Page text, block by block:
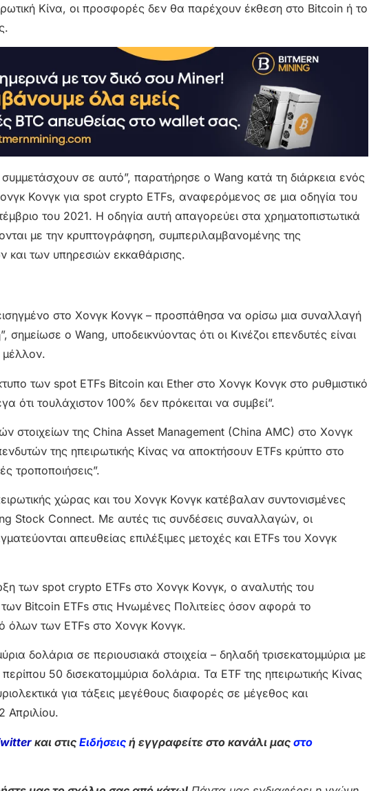
Κίνα, οι προσφορές δεν θα παρέχουν έκθεση στο Bitcoin ή το
σε αυτό”, παρατήρησε ο Wang κατά τη διάρκεια ενός
Κονγκ για spot crypto ETFs, αναφερόμενος σε μια οδηγία του
του 2021. Η οδηγία αυτή απαγορεύει στα χρηματοπιστωτικά
με την κρυπτογράφηση, συμπεριλαμβανομένης της
των υπηρεσιών εκκαθάρισης.
στο Χονγκ Κονγκ – προσπάθησα να ορίσω μια συναλλαγή
ο Wang, υποδεικνύοντας ότι οι Κινέζοι επενδυτές είναι
των spot ETFs Bitcoin και Ether στο Χονγκ Κονγκ στο ρυθμιστικό
ότι τουλάχιστον 100% δεν πρόκειται να συμβεί”.
στοιχείων της China Asset Management (China AMC) στο Χονγκ
της ηπειρωτικής Κίνας να αποκτήσουν ETFs κρύπτο στο
τροποποιήσεις”.
χώρας και του Χονγκ Κονγκ κατέβαλαν συντονισμένες
Stock Connect. Με αυτές τις συνδέσεις συναλλαγών, οι
απευθείας επιλέξιμες μετοχές και ETFs του Χονγκ
των spot crypto ETFs στο Χονγκ Κονγκ, ο αναλυτής του
Bitcoin ETFs στις Ηνωμένες Πολιτείες όσον αφορά το
όλων των ETFs στο Χονγκ Κονγκ.
δολάρια σε περιουσιακά στοιχεία – δηλαδή τρισεκατομμύρια με
50 δισεκατομμύρια δολάρια. Τα ETF της ηπειρωτικής Κίνας
για τάξεις μεγέθους διαφορές σε μέγεθος και
Απριλίου.
και στις Ειδήσεις ή εγγραφείτε στο κανάλι μας στο